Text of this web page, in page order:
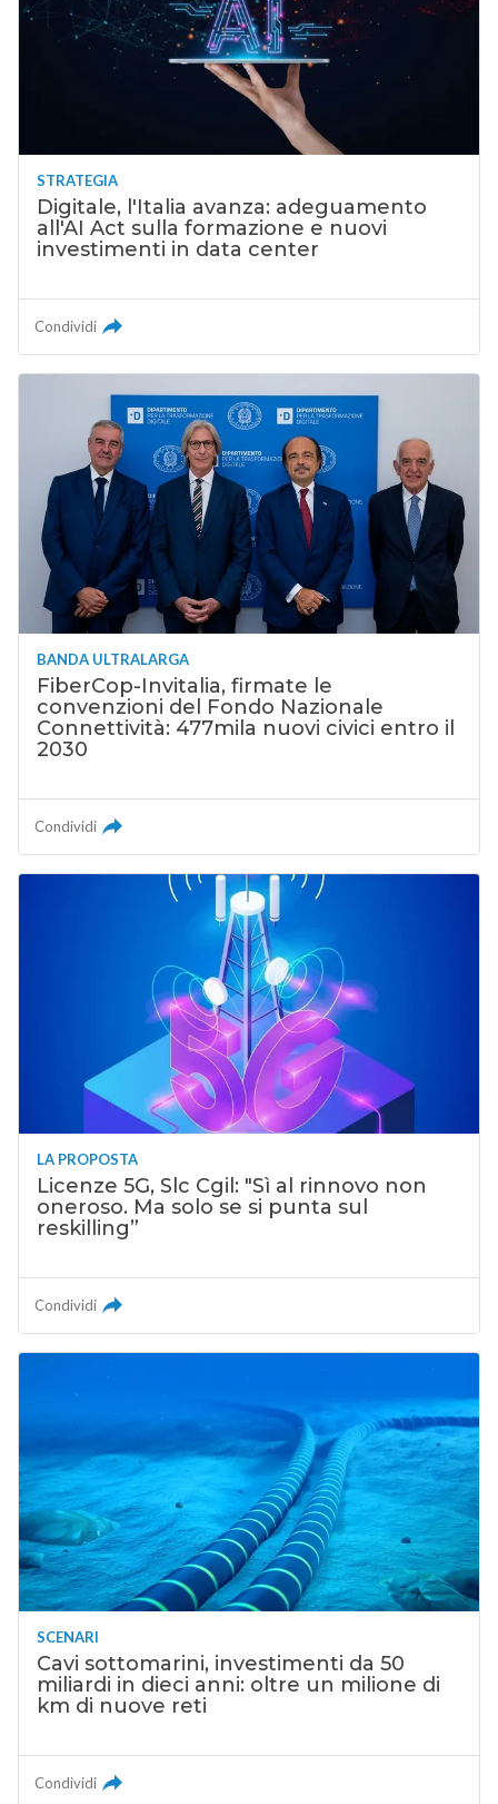
STRATEGIA
Digitale, l'Italia avanza: adeguamento
all'AI Act sulla formazione e nuovi
investimenti in data center
Condividi
BANDA ULTRALARGA
FiberCop-Invitalia, firmate le
convenzioni del Fondo Nazionale
Connettività: 477mila nuovi civici entro il
2030
Condividi
LA PROPOSTA
Licenze 5G, Slc Cgil: "Sì al rinnovo non
oneroso. Ma solo se si punta sul
reskilling”
Condividi
SCENARI
Cavi sottomarini, investimenti da 50
miliardi in dieci anni: oltre un milione di
km di nuove reti
Condividi